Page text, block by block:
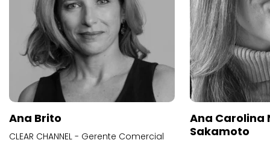
Ana Brito
CLEAR CHANNEL - Gerente Comercial
Ana Carolina
Sakamoto